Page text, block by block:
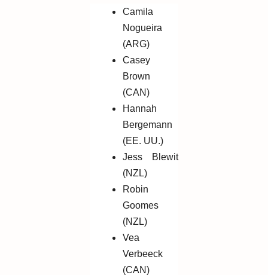
Camila
Nogueira
(ARG)
Casey
Brown
(CAN)
Hannah
Bergemann
(EE. UU.)
Jess Blewit
(NZL)
Robin
Goomes
(NZL)
Vea
Verbeeck
(CAN)